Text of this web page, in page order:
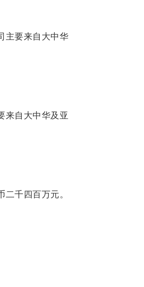
主要来自大中华
来自大中华及亚
千四百万元。